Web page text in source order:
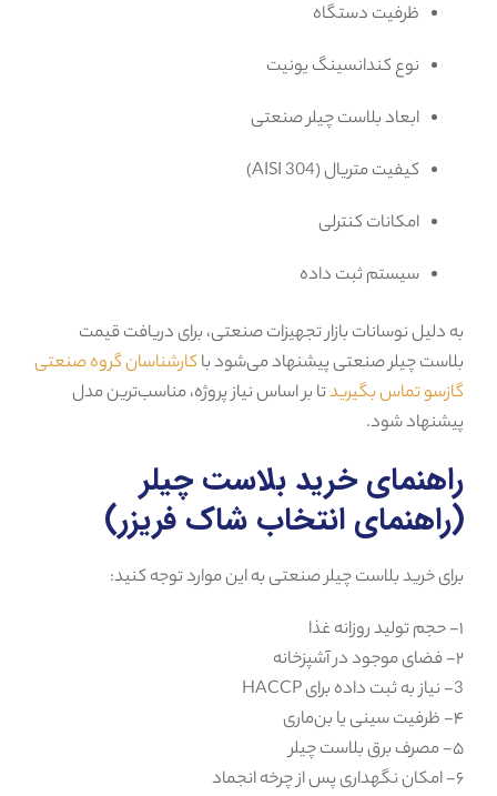
ظرفیت دستگاه
نوع کندانسینگ یونیت
ابعاد بلاست چیلر صنعتی
کیفیت متریال (AISI 304)
امکانات کنترلی
سیستم ثبت داده
به دلیل نوسانات بازار تجهیزات صنعتی، برای دریافت قیمت
بلاست چیلر صنعتی پیشنهاد می‌شود باکارشناسان گروه صنعتی
گازسو تماس بگیریدتا بر اساس نیاز پروژه، مناسب‌ترین مدل
پیشنهاد شود.
راهنمای خرید بلاست چیلر
(راهنمای انتخاب شاک فریزر)
برای خرید بلاست چیلر صنعتی به این موارد توجه کنید:
۱- حجم تولید روزانه غذا
۲- فضای موجود در آشپزخانه
3- نیاز به ثبت داده برای HACCP
۴- ظرفیت سینی یا بن‌ماری
۵- مصرف برق بلاست چیلر
۶- امکان نگهداری پس از چرخه انجماد